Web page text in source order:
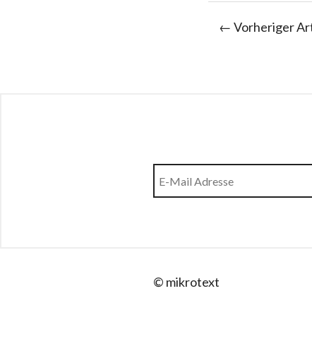
← Vorheriger
© mikrotext